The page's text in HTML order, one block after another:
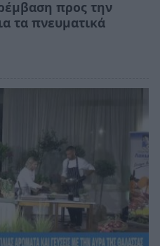
προς την
τα πνευματικά